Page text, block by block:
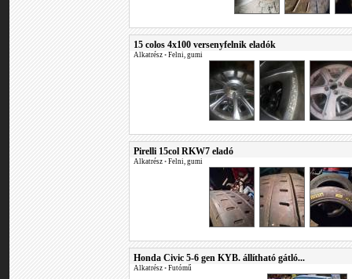
15 colos 4x100 versenyfelnik eladók
Alkatrész • Felni, gumi
Pirelli 15col RKW7 eladó
Alkatrész • Felni, gumi
Honda Civic 5-6 gen KYB. állítható gátló...
Alkatrész • Futómű